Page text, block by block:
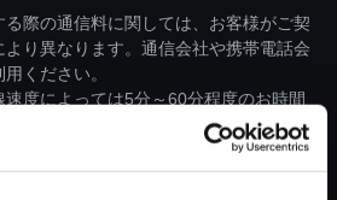
る際の通信料に関しては、お客様がご契
り異なります。通信会社や携帯電話会
ください。
速度によっては5分～60分程度のお時間
。
ルのダウンロードの際には、通信環境
お試しください。